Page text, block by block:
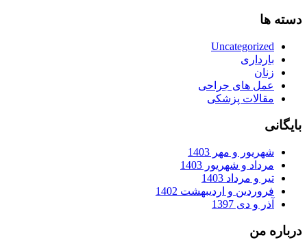
دسته ها
Uncategorized
بارداری
زنان
عمل های جراحی
مقالات پزشکی
بایگانی
شهریور و مهر 1403
مرداد و شهریور 1403
تیر و مرداد 1403
فروردین و اردیبهشت 1402
آذر و دی 1397
درباره من